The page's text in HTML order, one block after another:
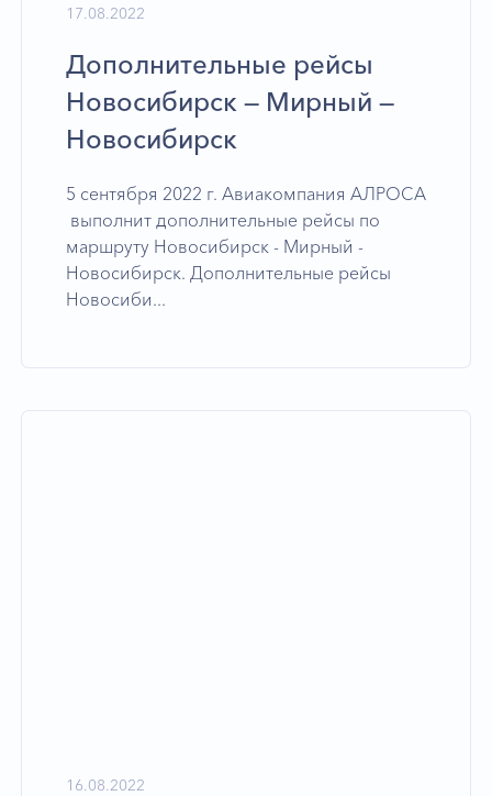
17.08.2022
Дополнительные рейсы
Новосибирск — Мирный —
Новосибирск
5 сентября 2022 г. Авиакомпания АЛРОСА
выполнит дополнительные рейсы по
маршруту Новосибирск - Мирный -
Новосибирск. Дополнительные рейсы
Новосиби...
16.08.2022